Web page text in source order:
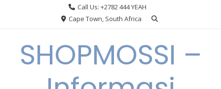
Call Us: +2782 444 YEAH
Cape Town, South Africa
SHOPMOSSI –